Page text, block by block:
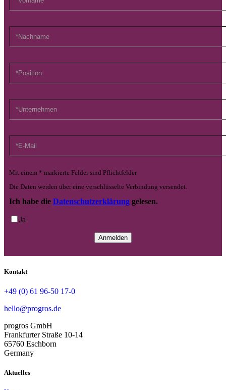
Mit einem * markierte Felder sind Pflichtfelder.
Die Daten werden über eine verschlüsselte Verbindung versendet.
Ich habe die Datenschutzerklärung gelesen.
Ja
Kontakt
+49 (0) 61 96-50 17-0
hello@progros.de
progros GmbH
Frankfurter Straße 10-14
65760 Eschborn
Germany
Aktuelles